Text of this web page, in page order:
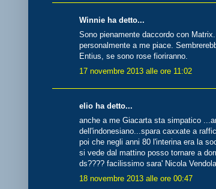
Winnie ha detto...
Sono pienamente daccordo con
personalmente a me piace.
Entius, se sono rose fioriranno.
17 novembre 2013 alle ore 11:02
elio ha detto...
anche a me Giacarta sta simpatico
dell'indonesiano...spara caxxate a
poi che negli anni 80 l'interina era la
si vede dal mattino posso tornare a
ds???? facilissimo sara' Nicola
18 novembre 2013 alle ore 00:47